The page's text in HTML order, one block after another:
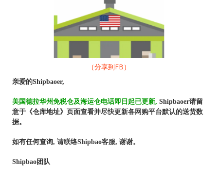
（分享到FB）
亲爱的Shipbaoer,
美国德拉华州免税仓及海运仓电话即日起已更新, Shipbaoer请留
意于《仓库地址》页面查看并尽快更新各网购平台默认的送货数
据。
如有任何查询, 请联络Shipbao客服, 谢谢。
Shipbao团队